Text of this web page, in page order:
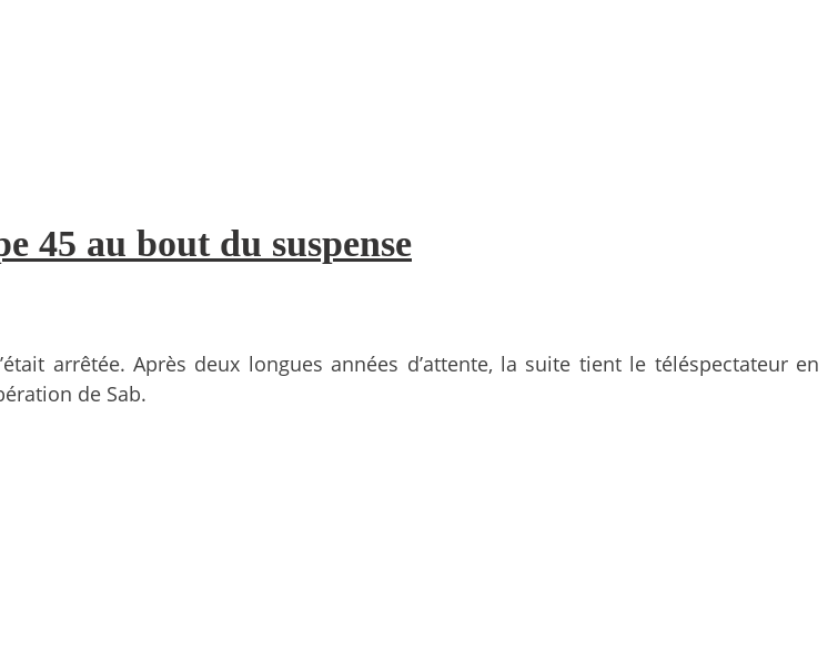
45 au bout du suspense
arrêtée. Après deux longues années d’attente, la suite tient le téléspectateur en
de Sab.